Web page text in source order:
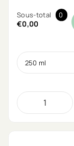
Sous-total 0
€0,00